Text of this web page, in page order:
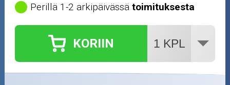
Perillä 1-2 arkipäivässätoimituksesta
KORIIN